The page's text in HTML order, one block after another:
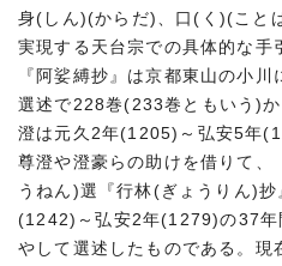
身(しん)(からだ)、口(く)(こと
実現する天台宗での具体的な手
『阿娑縛抄』は京都東山の小
選述で228巻(233巻ともいう)
澄は元久2年(1205)～弘安5年
尊澄や澄豪らの助けを借りて、
うねん)選『行林(ぎょうりん)
(1242)～弘安2年(1279)の37年
やして選述したものである。現